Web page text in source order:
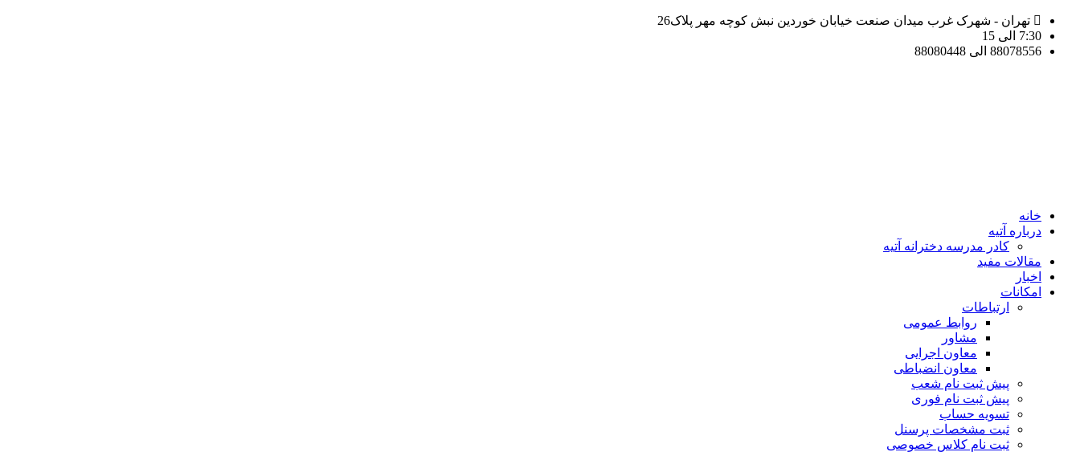
تهران - شهرک غرب میدان صنعت خیابان خوردین نبش کوچه مهر پلاک26
7:30 الی 15
88078556 الی 88080448
خانه
درباره آتیه
کادر مدرسه دخترانه آتیه
مقالات مفید
اخبار
امکانات
ارتباطات
روابط عمومی
مشاور
معاون اجرایی
معاون انضباطی
پیش ثبت نام شعب
پیش ثبت نام فوری
تسویه حساب
ثبت مشخصات پرسنل
ثبت نام کلاس خصوصی